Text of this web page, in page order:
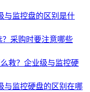
与监控盘的区别是什
？采购时要注意哪些
救？企业级与监控硬
与监控硬盘的区别在哪